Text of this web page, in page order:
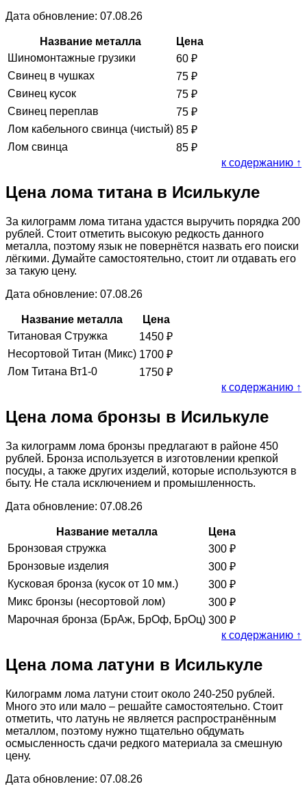
Дата обновление: 07.08.26
Название металла
Цена
Шиномонтажные грузики
60 ₽
Свинец в чушках
75 ₽
Свинец кусок
75 ₽
Свинец переплав
75 ₽
Лом кабельного свинца (чистый) 85 ₽
Лом свинца
85 ₽
к содержанию ↑
Цена лома титана в Исилькуле
За килограмм лома титана удастся выручить порядка 200
рублей. Стоит отметить высокую редкость данного
металла, поэтому язык не повернётся назвать его поиски
лёгкими. Думайте самостоятельно, стоит ли отдавать его
за такую цену.
Дата обновление: 07.08.26
Название металла
Цена
Титановая Стружка
1450 ₽
Несортовой Титан (Микс) 1700 ₽
Лом Титана Вт1-0
1750 ₽
к содержанию ↑
Цена лома бронзы в Исилькуле
За килограмм лома бронзы предлагают в районе 450
рублей. Бронза используется в изготовлении крепкой
посуды, а также других изделий, которые используются в
быту. Не стала исключением и промышленность.
Дата обновление: 07.08.26
Название металла
Цена
Бронзовая стружка
300 ₽
Бронзовые изделия
300 ₽
Кусковая бронза (кусок от 10 мм.)
300 ₽
Микс бронзы (несортовой лом)
300 ₽
Марочная бронза (БрАж, БрОф, БрОц) 300 ₽
к содержанию ↑
Цена лома латуни в Исилькуле
Килограмм лома латуни стоит около 240-250 рублей.
Много это или мало – решайте самостоятельно. Стоит
отметить, что латунь не является распространённым
металлом, поэтому нужно тщательно обдумать
осмысленность сдачи редкого материала за смешную
цену.
Дата обновление: 07.08.26